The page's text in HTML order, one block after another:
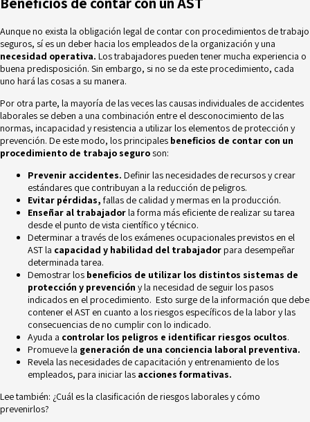
Aunque no exista la obligación legal de contar con procedimientos de trabajo
seguros, sí es un deber hacia los empleados de la organización y una
necesidad operativa. Los trabajadores pueden tener mucha experiencia o
buena predisposición. Sin embargo, si no se da este procedimiento, cada
uno hará las cosas a su manera.
Por otra parte, la mayoría de las veces las causas individuales de accidentes
laborales se deben a una combinación entre el desconocimiento de las
normas, incapacidad y resistencia a utilizar los elementos de protección y
prevención. De este modo, los principales beneficios de contar con un
procedimiento de trabajo seguroson:
Prevenir accidentes. Definir las necesidades de recursos y crear
estándares que contribuyan a la reducción de peligros.
Evitar pérdidas, fallas de calidad y mermas en la producción.
Enseñar al trabajadorla forma más eficiente de realizar su tarea
desde el punto de vista científico y técnico.
Determinar a través de los exámenes ocupacionales previstos en el
AST la capacidad y habilidad del trabajadorpara desempeñar
determinada tarea.
Demostrar los beneficios de utilizar los distintos sistemas de
protección y prevención y la necesidad de seguir los pasos
indicados en el procedimiento. Esto surge de la información que debe
contener el AST en cuanto a los riesgos específicos de la labor y las
consecuencias de no cumplir con lo indicado.
Ayuda a controlar los peligros e identificar riesgos ocultos.
Promueve la generación de una conciencia laboral preventiva.
Revela lasnecesidades de capacitación y entrenamiento de los
empleados, para iniciar las acciones formativas.
Lee también: ¿Cuál es la clasificación de riesgos laborales y cómo
prevenirlos?